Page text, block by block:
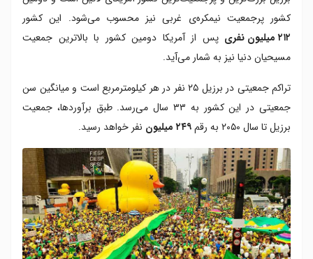
کشور پرجمعیت نیمکره‌ی غربی نیز محسوب می‌شود. این کشور
۲۱۲ میلیون نفری
پس از آمریکا دومین کشور با بالاترین جمعیت
مسیحیان دنیا نیز به شمار می‌آید.
تراکم جمعیتی در برزیل ۲۵ نفر در هر کیلومترمربع است و میانگین سن
جمعیتی در این کشور به ۳۳ سال می‌رسد. طبق برآوردها، جمعیت
برزیل تا سال ۲۰۵۰ به رقم
۲۴۹ میلیون نفر خواهد رسید.